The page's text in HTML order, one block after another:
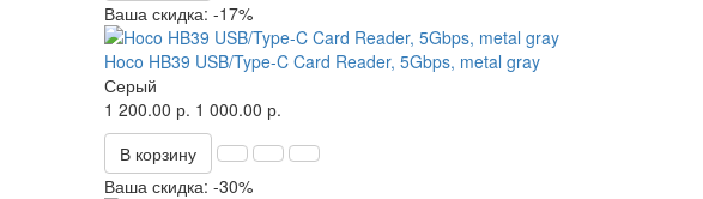
Ваша скидка: -17%
Hoco HB39 USB/Type-C Card Reader, 5Gbps, metal gray
Серый
1 200.00 р. 1 000.00 р.
В корзину
Ваша скидка: -30%